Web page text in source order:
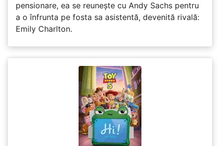
pensionare, ea se reunește cu Andy Sachs pentru
a o înfrunta pe fosta sa asistentă, devenită rivală:
Emily Charlton.